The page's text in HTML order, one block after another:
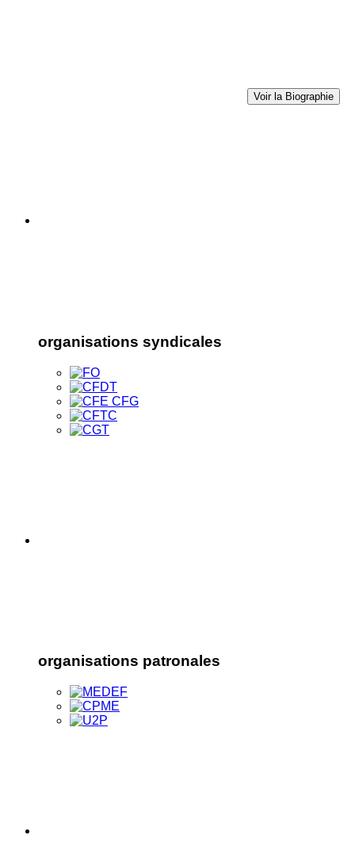
Voir la Biographie
organisations syndicales
organisations patronales